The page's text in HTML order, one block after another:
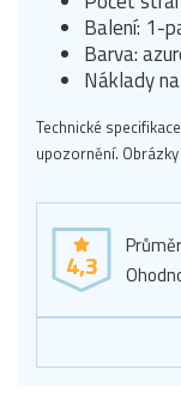
Balení: 1-
Barva:
Náklady
Technické
upozornění.
4,3